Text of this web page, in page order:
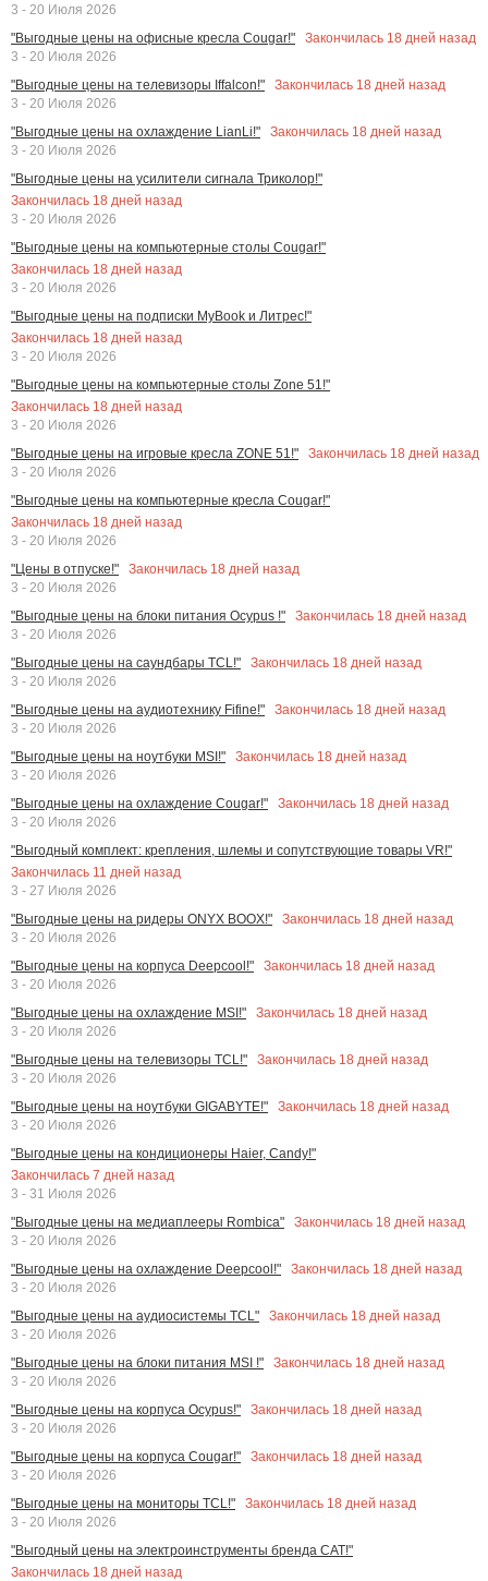
3 - 20 Июля 2026
"Выгодные цены на офисные кресла Cougar!"
Закончилась 18 дней назад
3 - 20 Июля 2026
"Выгодные цены на телевизоры Iffalcon!"
Закончилась 18 дней назад
3 - 20 Июля 2026
"Выгодные цены на охлаждение LianLi!"
Закончилась 18 дней назад
3 - 20 Июля 2026
"Выгодные цены на усилители сигнала Триколор!"
Закончилась 18 дней назад
3 - 20 Июля 2026
"Выгодные цены на компьютерные столы Cougar!"
Закончилась 18 дней назад
3 - 20 Июля 2026
"Выгодные цены на подписки MyBook и Литрес!"
Закончилась 18 дней назад
3 - 20 Июля 2026
"Выгодные цены на компьютерные столы Zone 51!"
Закончилась 18 дней назад
3 - 20 Июля 2026
"Выгодные цены на игровые кресла ZONE 51!"
Закончилась 18 дней назад
3 - 20 Июля 2026
"Выгодные цены на компьютерные кресла Cougar!"
Закончилась 18 дней назад
3 - 20 Июля 2026
"Цены в отпуске!"
Закончилась 18 дней назад
3 - 20 Июля 2026
"Выгодные цены на блоки питания Ocypus !"
Закончилась 18 дней назад
3 - 20 Июля 2026
"Выгодные цены на саундбары TCL!"
Закончилась 18 дней назад
3 - 20 Июля 2026
"Выгодные цены на аудиотехнику Fifine!"
Закончилась 18 дней назад
3 - 20 Июля 2026
"Выгодные цены на ноутбуки MSI!"
Закончилась 18 дней назад
3 - 20 Июля 2026
"Выгодные цены на охлаждение Cougar!"
Закончилась 18 дней назад
3 - 20 Июля 2026
"Выгодный комплект: крепления, шлемы и сопутствующие товары VR!"
Закончилась 11 дней назад
3 - 27 Июля 2026
"Выгодные цены на ридеры ONYX BOOX!"
Закончилась 18 дней назад
3 - 20 Июля 2026
"Выгодные цены на корпуса Deepcool!"
Закончилась 18 дней назад
3 - 20 Июля 2026
"Выгодные цены на охлаждение MSI!"
Закончилась 18 дней назад
3 - 20 Июля 2026
"Выгодные цены на телевизоры TCL!"
Закончилась 18 дней назад
3 - 20 Июля 2026
"Выгодные цены на ноутбуки GIGABYTE!"
Закончилась 18 дней назад
3 - 20 Июля 2026
"Выгодные цены на кондиционеры Haier, Candy!"
Закончилась 7 дней назад
3 - 31 Июля 2026
"Выгодные цены на медиаплееры Rombica"
Закончилась 18 дней назад
3 - 20 Июля 2026
"Выгодные цены на охлаждение Deepcool!"
Закончилась 18 дней назад
3 - 20 Июля 2026
"Выгодные цены на аудиосистемы TCL"
Закончилась 18 дней назад
3 - 20 Июля 2026
"Выгодные цены на блоки питания MSI !"
Закончилась 18 дней назад
3 - 20 Июля 2026
"Выгодные цены на корпуса Ocypus!"
Закончилась 18 дней назад
3 - 20 Июля 2026
"Выгодные цены на корпуса Cougar!"
Закончилась 18 дней назад
3 - 20 Июля 2026
"Выгодные цены на мониторы TCL!"
Закончилась 18 дней назад
3 - 20 Июля 2026
"Выгодный цены на электроинструменты бренда CAT!"
Закончилась 18 дней назад